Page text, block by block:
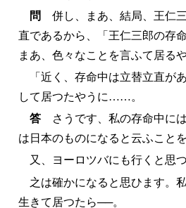
問 併し、まあ、結局、王仁
直であるから、「王仁三郎の存
まあ、色々なことを言ふて居るや
「近く、存命中は立替立直が
して居つたやうに……。
答さうです、私の存命中に
は日本のものになると云ふこと
又、ヨーロツバにも行くと思つ
之は確かになると思ひます。
生きて居つたら──。